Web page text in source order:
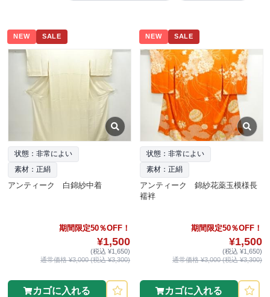
NEW SALE
状態：非常によい
素材：正絹
アンティーク 白錦紗中着
期間限定50％OFF！
¥1,500
(税込 ¥1,650)
通常価格 ¥3,000 (税込 ¥3,300)
カゴに入れる
NEW SALE
状態：非常によい
素材：正絹
アンティーク 錦紗花薬玉模様長
襦袢
期間限定50％OFF！
¥1,500
(税込 ¥1,650)
通常価格 ¥3,000 (税込 ¥3,300)
カゴに入れる